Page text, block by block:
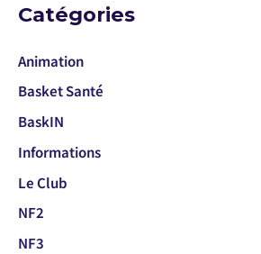
Catégories
Animation
Basket Santé
BaskIN
Informations
Le Club
NF2
NF3